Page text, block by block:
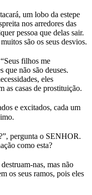
um lobo da estepe
nos arredores das
pessoa que delas sair.
são os seus desvios.
filhos me
que não são deuses.
eles
as casas de prostituição.
e excitados, cada um
pergunta o SENHOR.
como esta?
nas, mas não
os seus ramos, pois eles